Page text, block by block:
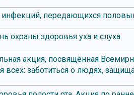
передающихся
охраны здоровья уха и слуха
акция, посвящённая
всех: заботиться о людях,